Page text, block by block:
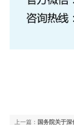
上一篇： 国务院关于